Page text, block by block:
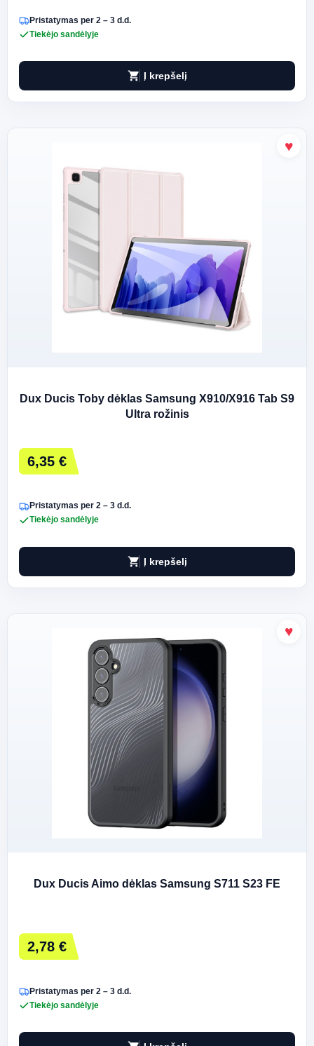
Pristatymas per 2 – 3 d.d.
Tiekėjo sandėlyje
shopping_cart Į krepšelį
Dux Ducis Toby dėklas Samsung X910/X916 Tab S9
Ultra rožinis
6,35 €
Pristatymas per 2 – 3 d.d.
Tiekėjo sandėlyje
shopping_cart Į krepšelį
Dux Ducis Aimo dėklas Samsung S711 S23 FE
2,78 €
Pristatymas per 2 – 3 d.d.
Tiekėjo sandėlyje